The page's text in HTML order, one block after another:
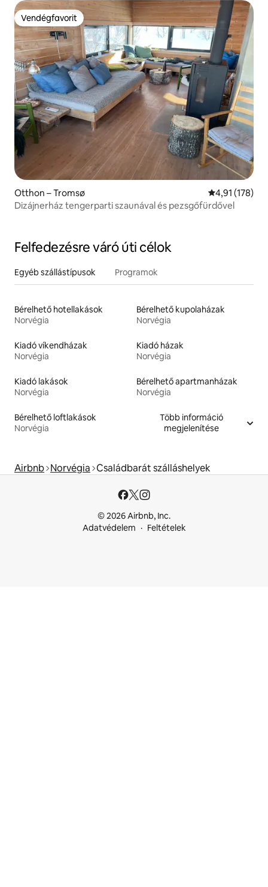
Vendégfavorit
Vendégfavorit
Otthon – Tromsø Átlagos
4,91 (178)
Dizájnerház tengerparti szaunával és pezsgőfürdővel
Felfedezésre váró úti célok
Egyéb szállástípusok Programok
Bérelhető hotellakások
Norvégia
Bérelhető kupolaházak
Norvégia
Kiadó víkendházak
Norvégia
Kiadó házak
Norvégia
Kiadó lakások
Norvégia
Bérelhető apartmanházak
Norvégia
Bérelhető loftlakások
Norvégia
Több információ
megjelenítése
Airbnb Norvégia Családbarát szálláshelyek
© 2026 Airbnb, Inc.
Adatvédelem
Feltételek